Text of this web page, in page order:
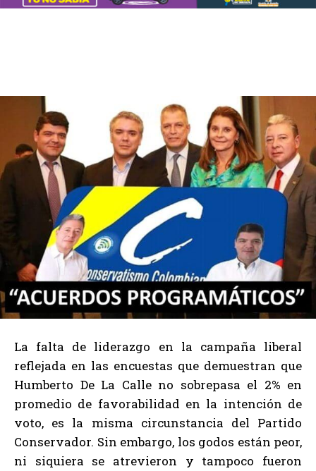
La falta de liderazgo en la campaña liberal
reflejada en las encuestas que demuestran que
Humberto De La Calle no sobrepasa el 2% en
promedio de favorabilidad en la intención de
voto, es la misma circunstancia del Partido
Conservador. Sin embargo, los godos están peor,
ni siquiera se atrevieron y tampoco fueron